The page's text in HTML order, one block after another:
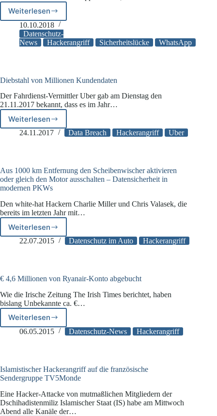
WeiterlesenGefährdung
von
Milliarden
WhatsApp-
Sicherheitslücke
10.10.2018
Datenschutz-
News
Hackerangriff Sicherheitslücke WhatsApp
Diebstahl von Millionen Kundendaten
Der Fahrdienst-Vermittler Uber gab am Dienstag den
21.11.2017 bekannt, dass es im Jahr…
Weiterlesen
Diebstahl
von
24.11.2017 Data Breach Hackerangriff Uber
Aus 1000 km Entfernung den Scheibenwischer aktivieren
oder gleich den Motor ausschalten – Datensicherheit in
modernen PKWs
Den white-hat Hackern Charlie Miller und Chris Valasek, die
bereits im letzten Jahr mit…
Weiterlesen
Aus
1000
Scheibenwischer
oder
gleich
den
Motor
ausschalten
modernen
PKWs
22.07.2015 Datenschutz im Auto Hackerangriff
€ 4,6 Millionen von Ryanair-Konto abgebucht
Wie die Irische Zeitung The Irish Times berichtet, haben
bislang Unbekannte ca. €…
Weiterlesen
€
4,6
Konto
abgebucht
06.05.2015 Datenschutz-News Hackerangriff
Islamistischer Hackerangriff auf die französische
Sendergruppe TV5Monde
Eine Hacker-Attacke von mutmaßlichen Mitgliedern der
Dschihadistenmiliz Islamischer Staat (IS) habe am Mittwoch
Abend alle Kanäle der…